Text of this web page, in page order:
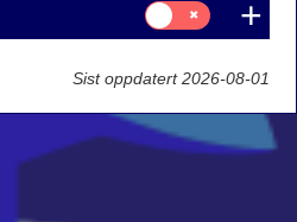
Samtykke
til:
Markedsføring
Sist oppdatert 2026-08-01